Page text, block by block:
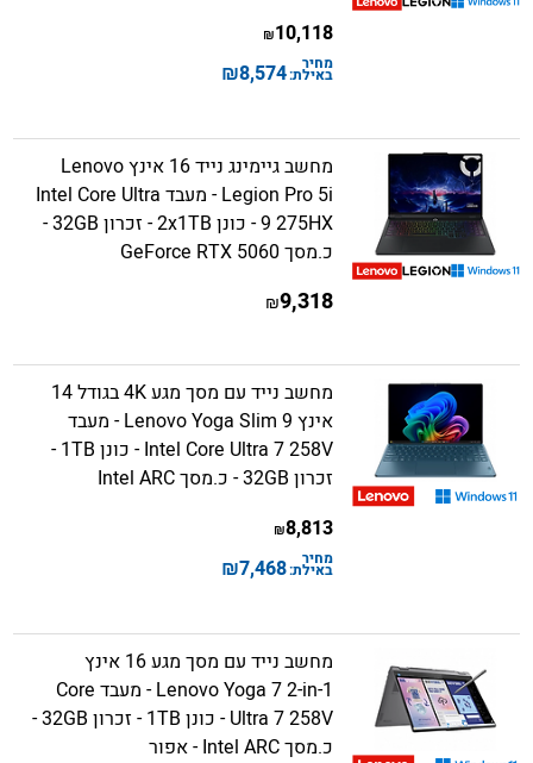
10,118
₪
מחיר
באילת:8,574
₪
מחשב גיימינג נייד 16 אינץ Lenovo
Legion Pro 5i - מעבד Intel Core Ultra
9 275HX - כונן 2x1TB - זכרון 32GB -
כ.מסך GeForce RTX 5060
9,318
₪
מחשב נייד עם מסך מגע 4K בגודל 14
אינץ Lenovo Yoga Slim 9 - מעבד
Intel Core Ultra 7 258V - כונן 1TB -
זכרון 32GB - כ.מסך Intel ARC
8,813
₪
מחיר
באילת:7,468
₪
מחשב נייד עם מסך מגע 16 אינץ
Lenovo Yoga 7 2-in-1 - מעבד Core
Ultra 7 258V - כונן 1TB - זכרון 32GB -
כ.מסך Intel ARC - אפור